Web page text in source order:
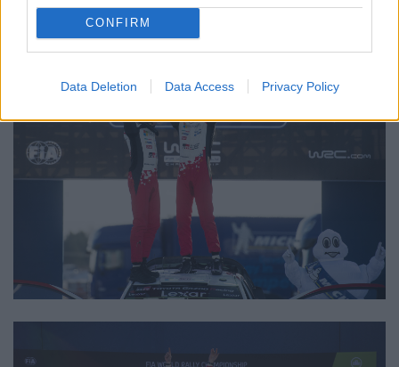
CONFIRM
Data Deletion Data Access Privacy Policy